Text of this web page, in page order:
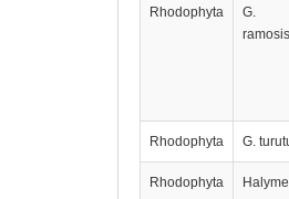
Rhodophyta
G.
Rhodophyta G.
Rhodophyta